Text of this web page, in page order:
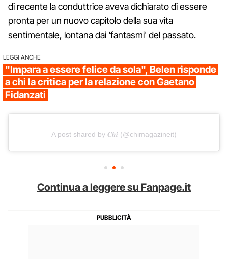
di recente la conduttrice aveva dichiarato di essere
pronta per un nuovo capitolo della sua vita
sentimentale, lontana dai ‘fantasmi' del passato.
LEGGI ANCHE
"Impara a essere felice da sola", Belen risponde
a chi la critica per la relazione con Gaetano
Fidanzati
A post shared by 𝑪𝒉𝒊 (@chimagazineit)
Continua a leggere su Fanpage.it